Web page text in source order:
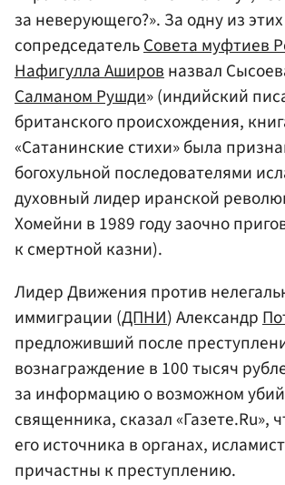
за неверующего?». За одну из
сопредседательСовета муфтиев
Нафигулла Ашировназвал
Салманом Рушди» (индийский
британского происхождения,
«Сатанинские стихи» была
богохульной последователями
духовный лидер иранской
Хомейни в 1989 году заочно
к смертной казни).
Лидер Движения против
иммиграции (ДПНИ) Александр
предложивший после
вознаграждение в 100 тысяч
за информацию о возможном
священника, сказал «Газете.Ru»,
его источника в органах,
причастны к преступлению.